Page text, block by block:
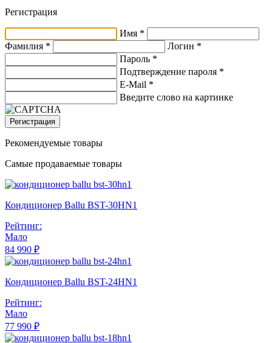
Регистрация
Имя *
Фамилия *
Логин *
Пароль *
Подтверждение пароля *
E-Mail *
Введите слово на картинке
Регистрация
Рекомендуемые товары
Самые продаваемые товары
Кондиционер Ballu BST-30HN1
Рейтинг:
Мало
84 990 ₽
Кондиционер Ballu BST-24HN1
Рейтинг:
Мало
77 990 ₽